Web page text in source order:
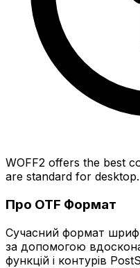
WOFF2 offers the best
are standard for desktop.
Про OTF Формат
Сучасний формат
за допомогою
функцій і контурів